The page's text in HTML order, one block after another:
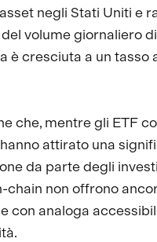
negli Stati Uniti e
volume giornaliero
è cresciuta a un tasso
che, mentre gli ETF
attirato una
da parte degli
chain non offrono
con analoga